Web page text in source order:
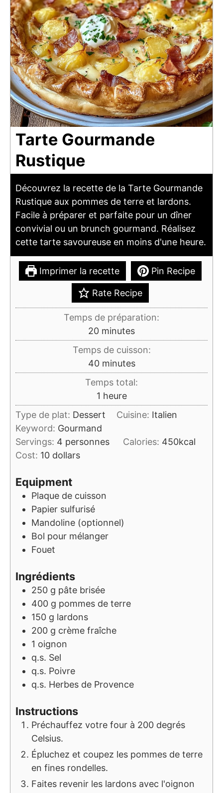
Tarte Gourmande
Rustique
Découvrez la recette de la Tarte Gourmande
Rustique aux pommes de terre et lardons.
Facile à préparer et parfaite pour un dîner
convivial ou un brunch gourmand. Réalisez
cette tarte savoureuse en moins d'une heure.
Imprimer la recette Pin Recipe
Rate Recipe
Temps de préparation:
20minutes
minutes
Temps de cuisson:
40minutes
minutes
Temps total:
1 heure
heure
Type de plat: Dessert Cuisine: Italien
Keyword: Gourmand
Servings: 4 personnes Calories: 450kcal
Cost: 10 dollars
Equipment
Plaque de cuisson
Papier sulfurisé
Mandoline (optionnel)
Bol pour mélanger
Fouet
Ingrédients
250 g pâte brisée
400 g pommes de terre
150 g lardons
200 g crème fraîche
1 oignon
q.s. Sel
q.s. Poivre
q.s. Herbes de Provence
Instructions
Préchauffez votre four à 200 degrés
Celsius.
Épluchez et coupez les pommes de terre
en fines rondelles.
Faites revenir les lardons avec l'oignon